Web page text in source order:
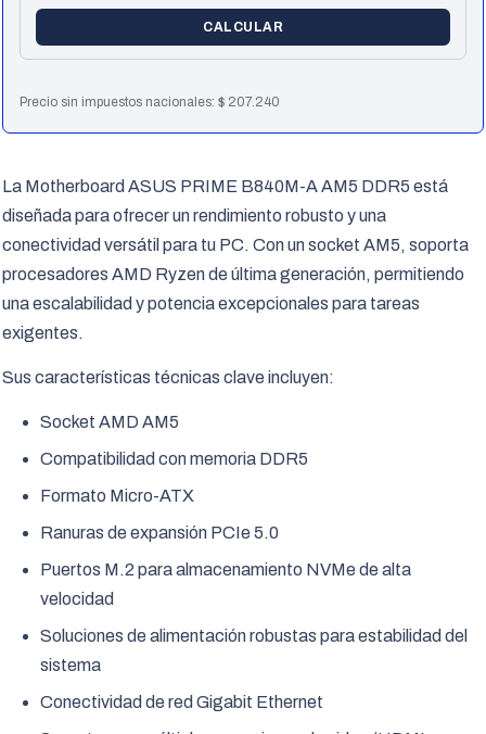
CALCULAR
Precio sin impuestos nacionales:$ 207.240
La Motherboard ASUS PRIME B840M-A AM5 DDR5 está
diseñada para ofrecer un rendimiento robusto y una
conectividad versátil para tu PC. Con un socket AM5, soporta
procesadores AMD Ryzen de última generación, permitiendo
una escalabilidad y potencia excepcionales para tareas
exigentes.
Sus características técnicas clave incluyen:
Socket AMD AM5
Compatibilidad con memoria DDR5
Formato Micro-ATX
Ranuras de expansión PCIe 5.0
Puertos M.2 para almacenamiento NVMe de alta
velocidad
Soluciones de alimentación robustas para estabilidad del
sistema
Conectividad de red Gigabit Ethernet